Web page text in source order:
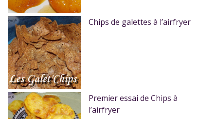
Chips de galettes à l’airfryer
Premier essai de Chips à
l’airfryer